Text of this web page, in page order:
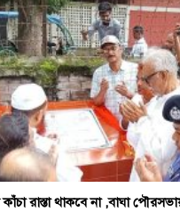
রাস্তা থাকবে না ,বাঘা